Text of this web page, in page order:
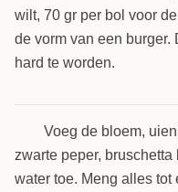
wilt, 70 gr per bol voor
de vorm van een burger.
hard te worden.
Voeg de bloem,
zwarte peper,
water toe. Meng alles tot